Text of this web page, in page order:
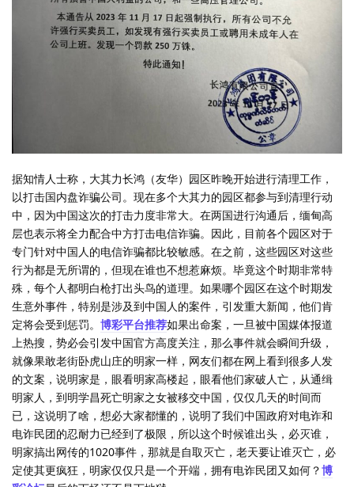
据知情人士称，大其力长鸿（友华）园区昨晚开始进行清理工作，
以打击国内盘诈骗公司。现在多个大其力的园区都参与到清理行动
中，因为中国这次的打击力度非常大。在两国进行沟通后，缅甸高
层也表示将全力配合中方打击电信诈骗。因此，目前各个园区对于
专门针对中国人的电信诈骗都比较敏感。在之前，这些园区对这些
行为都是无所谓的，但现在谁也不想惹麻烦。毕竟这个时期非常特
殊，每个人都明白枪打出头鸟的道理。如果哪个园区在这个时期发
生意外事件，特别是涉及到中国人的案件，引发重大新闻，他们肯
定将会受到惩罚。 博彩平台推荐如果出命案，一旦被中国媒体报道
上热搜，势必会引发中国官方高度关注，那么事件就会瞬间升级，
就像果敢老街卧虎山庄的明家一样，网友们都在网上看到很多人发
的文案，说明家是，眼看明家高楼起，眼看他们家破人亡，从通缉
明家人，到明学昌死亡明家之女被移交中国，仅仅几天的时间而
已，这说明了啥，想必大家都懂的，说明了我们中国政府对电诈和
电诈民团的忍耐力已经到了极限，所以这个时候谁出头，必灭谁，
明家搞出网传的1020事件，那就是自取灭亡，老天要让谁灭亡，必
定使其更疯狂，明家仅仅只是一个开端，拥有电诈民团又如何？博